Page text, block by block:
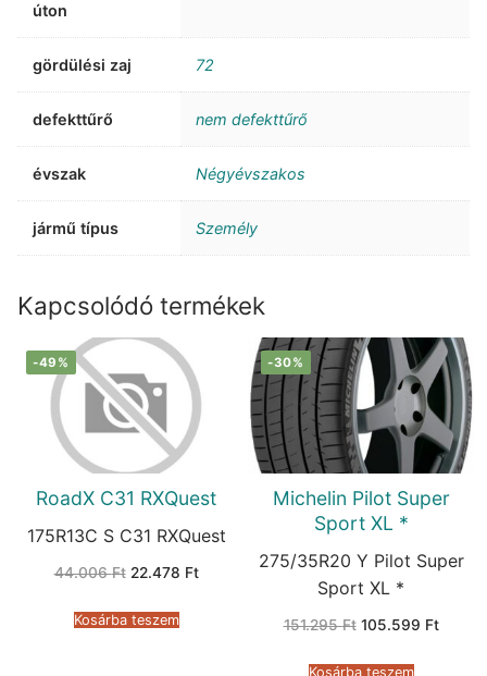
úton
gördülési zaj 72
defekttűrő nem defekttűrő
évszak Négyévszakos
jármű típus Személy
Kapcsolódó termékek
-49%
RoadX C31 RXQuest
175R13C S C31 RXQuest
44.006Ft Original
44.006 Ft.
22.478 FtCurrent
Kosárba teszem
-30%
Michelin Pilot Super
Sport XL *
275/35R20 Y Pilot Super
Sport XL *
151.295Ft Original
price
151.295 Ft.
105.599 Ft
Kosárba teszem